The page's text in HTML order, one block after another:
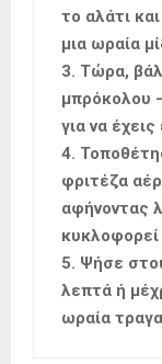
το αλάτι
μια ωραία
3. Τώρα,
μπρόκολου
για να
4.
φριτέζα
αφήνοντας
5. Ψήσε
λεπτά ή
ωραία